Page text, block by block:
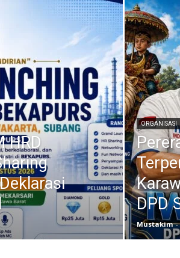
HRD
ORGANISASI
DPD
Mustakim -